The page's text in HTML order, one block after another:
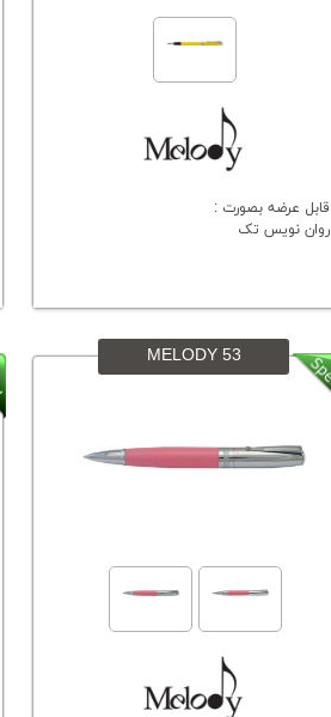
قابل عرضه بصورت :
روان نویس تک
MELODY 53